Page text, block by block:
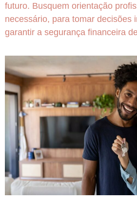
futuro. Busquem orientação
necessário, para tomar decisões
garantir a segurança financeira